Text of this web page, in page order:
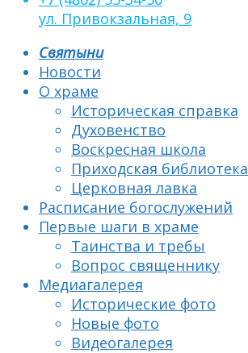
ул. Привокзальная, 9
Святыни
Новости
О храме
Историческая справка
Духовенство
Воскресная школа
Приходская библиотека
Церковная лавка
Расписание богослужений
Первые шаги в храме
Таинства и требы
Вопрос священнику
Медиагалерея
Исторические фото
Новые фото
Видеогалерея